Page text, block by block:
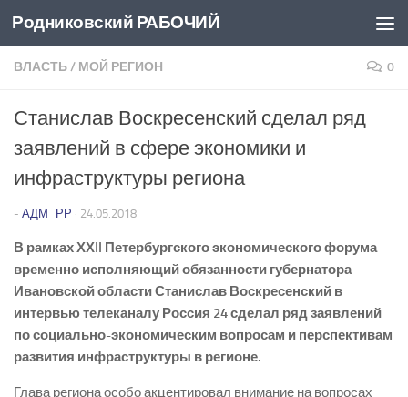
Перейти к содержимому
Родниковский РАБОЧИЙ
ВЛАСТЬ/ МОЙ РЕГИОН 0
Станислав Воскресенский сделал ряд
заявлений в сфере экономики и
инфраструктуры региона
- АДМ_РР · 24.05.2018
В рамках ХХII Петербургского экономического форума
временно исполняющий обязанности губернатора
Ивановской области Станислав Воскресенский в
интервью телеканалу Россия 24 сделал ряд заявлений
по социально-экономическим вопросам и перспективам
развития инфраструктуры в регионе.
Глава региона особо акцентировал внимание на вопросах